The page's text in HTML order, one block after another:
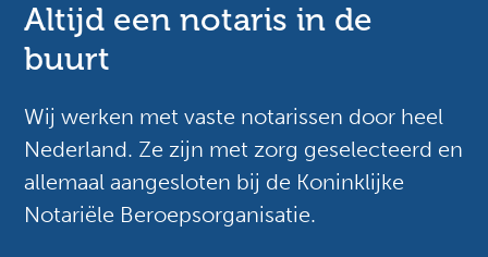
Altijd een notaris in de
buurt
Wij werken met vaste notarissen door heel
Nederland. Ze zijn met zorg geselecteerd en
allemaal aangesloten bij de Koninklijke
Notariële Beroepsorganisatie.